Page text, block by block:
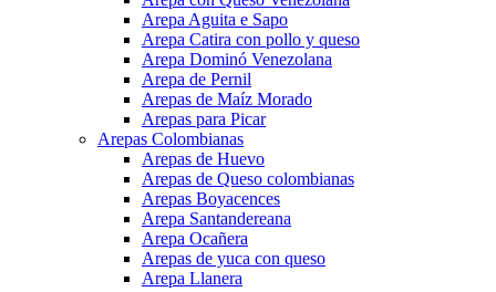
Arepa Aguita e Sapo
Arepa Catira con pollo y queso
Arepa Dominó Venezolana
Arepa de Pernil
Arepas de Maíz Morado
Arepas para Picar
Arepas Colombianas
Arepas de Huevo
Arepas de Queso colombianas
Arepas Boyacences
Arepa Santandereana
Arepa Ocañera
Arepas de yuca con queso
Arepa Llanera